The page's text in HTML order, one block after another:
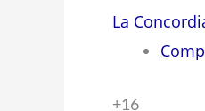
La
+16